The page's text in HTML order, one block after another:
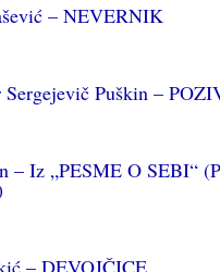
– NEVERNIK
Sergejevič Puškin –
– Iz „PESME O SEBI“
– DEVOJČICE